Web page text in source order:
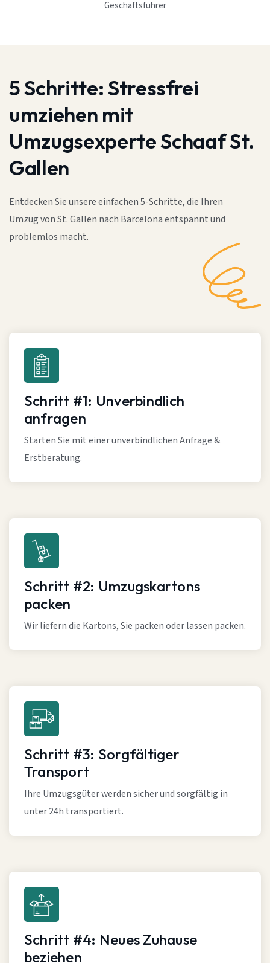
Geschäftsführer
5 Schritte:Stressfrei
umziehen mit
Umzugsexperte Schaaf St.
Gallen
Entdecken Sie unsere einfachen 5-Schritte, die Ihren
Umzug von St. Gallen nach Barcelona entspannt und
problemlos macht.
Schritt #1: Unverbindlich
anfragen
Starten Sie mit einer unverbindlichen Anfrage &
Erstberatung.
Schritt #2: Umzugskartons
packen
Wir liefern die Kartons, Sie packen oder lassen packen.
Schritt #3: Sorgfältiger
Transport
Ihre Umzugsgüter werden sicher und sorgfältig in
unter 24h transportiert.
Schritt #4: Neues Zuhause
beziehen